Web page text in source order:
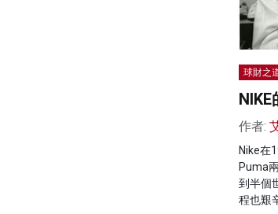
球財之
NIKE
作者:
Nike在
Puma
到半個
程也艱